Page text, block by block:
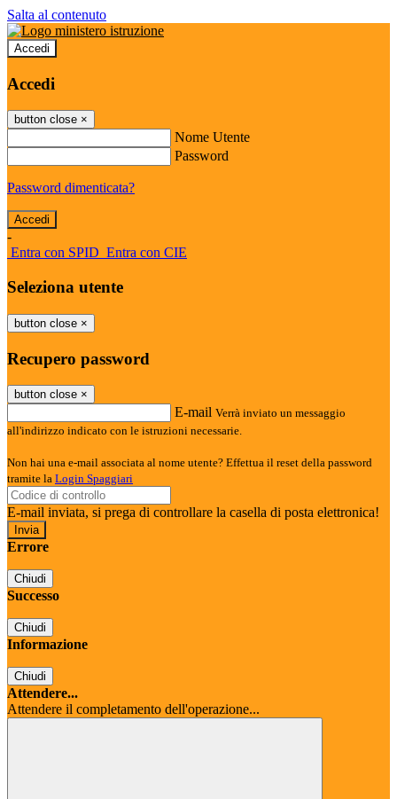
Salta al contenuto
Accedi
Accedi
button close ×
Nome Utente
Password
Password dimenticata?
-
Entra con SPID Entra con CIE
Seleziona utente
button close ×
Recupero password
button close ×
E-mail Verrà inviato un messaggio
all'indirizzo indicato con le istruzioni necessarie.
Non hai una e-mail associata al nome utente? Effettua il reset della password
tramite la Login Spaggiari
E-mail inviata, si prega di controllare la casella di posta elettronica!
Errore
Chiudi
Successo
Chiudi
Informazione
Chiudi
Attendere...
Attendere il completamento dell'operazione...